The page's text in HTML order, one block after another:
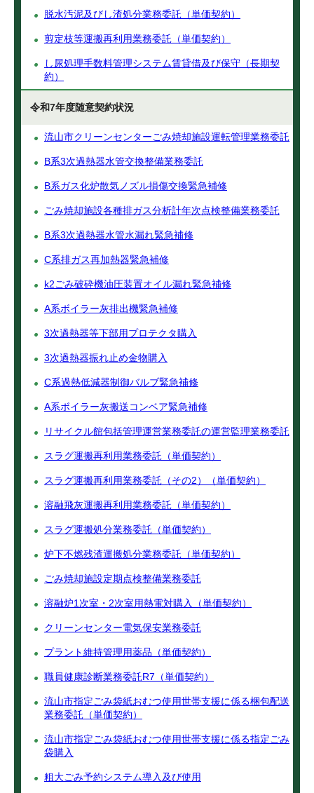
脱水汚泥及びし渣処分業務委託（単価契約）
剪定枝等運搬再利用業務委託（単価契約）
し尿処理手数料管理システム賃貸借及び保守（長期契
約）
令和7年度随意契約状況
流山市クリーンセンターごみ焼却施設運転管理業務委託
B系3次過熱器水管交換整備業務委託
B系ガス化炉散気ノズル損傷交換緊急補修
ごみ焼却施設各種排ガス分析計年次点検整備業務委託
B系3次過熱器水管水漏れ緊急補修
C系排ガス再加熱器緊急補修
k2ごみ破砕機油圧装置オイル漏れ緊急補修
A系ボイラー灰排出機緊急補修
3次過熱器等下部用プロテクタ購入
3次過熱器振れ止め金物購入
C系過熱低減器制御バルブ緊急補修
A系ボイラー灰搬送コンベア緊急補修
リサイクル館包括管理運営業務委託の運営監理業務委託
スラグ運搬再利用業務委託（単価契約）
スラグ運搬再利用業務委託（その2）（単価契約）
溶融飛灰運搬再利用業務委託（単価契約）
スラグ運搬処分業務委託（単価契約）
炉下不燃残渣運搬処分業務委託（単価契約）
ごみ焼却施設定期点検整備業務委託
溶融炉1次室・2次室用熱電対購入（単価契約）
クリーンセンター電気保安業務委託
プラント維持管理用薬品（単価契約）
職員健康診断業務委託R7（単価契約）
流山市指定ごみ袋紙おむつ使用世帯支援に係る梱包配送
業務委託（単価契約）
流山市指定ごみ袋紙おむつ使用世帯支援に係る指定ごみ
袋購入
粗大ごみ予約システム導入及び使用